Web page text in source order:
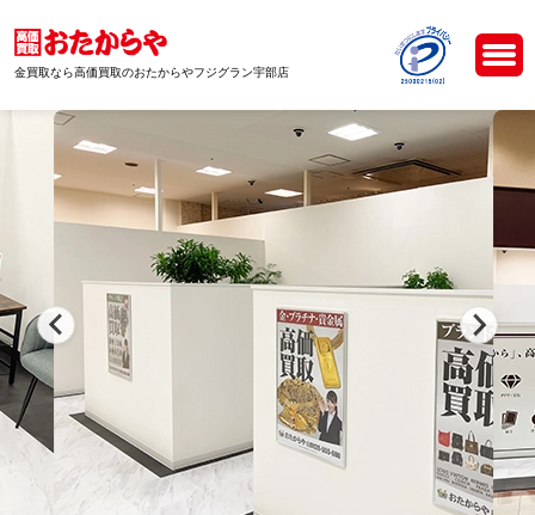
金買取なら高価買取のおたからやフジグラン宇部店